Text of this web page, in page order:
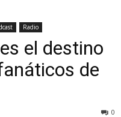
Radio
el destino
de
0